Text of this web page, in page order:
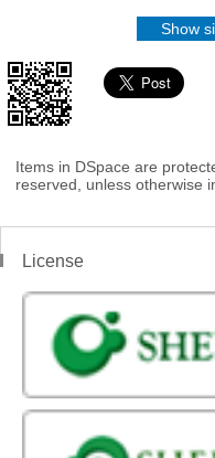
Show
Items in DSpace are
reserved, unless otherwise
License